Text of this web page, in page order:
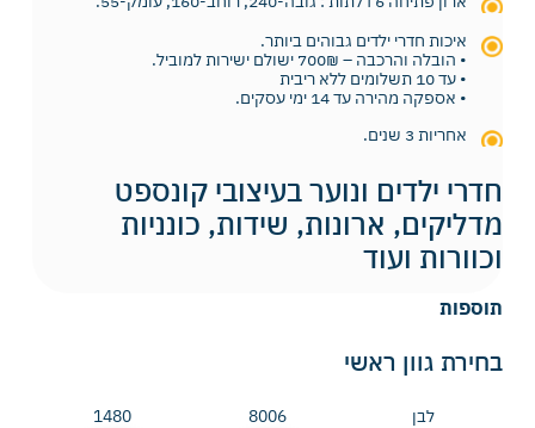
איכות חדרי ילדים גבוהים ביותר.
• הובלה והרכבה – 700₪ ישולם ישירות למוביל.
• עד 10 תשלומים ללא ריבית
• אספקה מהירה עד 14 ימי עסקים.
אחריות 3 שנים.
חדרי ילדים ונוער בעיצובי קונספט
מדליקים, ארונות, שידות, כונניות
וכוורות ועוד
תוספות
בחירת גוון ראשי
לבן 8006
1480